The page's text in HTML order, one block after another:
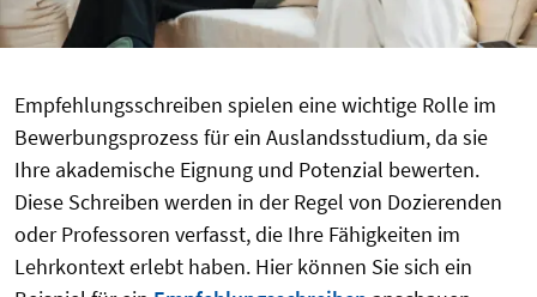
Empfehlungsschreiben spielen eine wichtige Rolle im
Bewerbungsprozess für ein Auslandsstudium, da sie
Ihre akademische Eignung und Potenzial bewerten.
Diese Schreiben werden in der Regel von Dozierenden
oder Professoren verfasst, die Ihre Fähigkeiten im
Lehrkontext erlebt haben. Hier können Sie sich ein